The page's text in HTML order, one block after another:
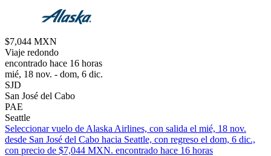
$7,044 MXN
Viaje redondo
encontrado hace 16 horas
mié, 18 nov. - dom, 6 dic.
SJD
San José del Cabo
PAE
Seattle
Seleccionar vuelo de Alaska Airlines, con salida el mié, 18 nov.
desde San José del Cabo hacia Seattle, con regreso el dom, 6 dic.,
con precio de $7,044 MXN. encontrado hace 16 horas